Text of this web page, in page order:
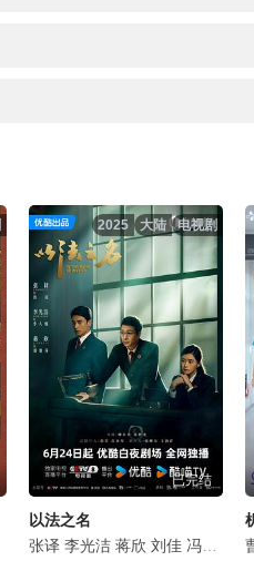
翟子路 王晓晨 扈耀之 王海燕 李泽锋
电视剧
大陆
2025
已完结
以法之名
张译 李光洁 蒋欣 刘佳 冯嘉怡